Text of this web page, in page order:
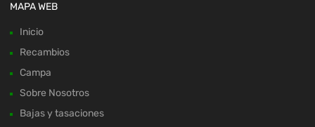
MAPA WEB
Inicio
Recambios
Campa
Sobre Nosotros
Bajas y tasaciones